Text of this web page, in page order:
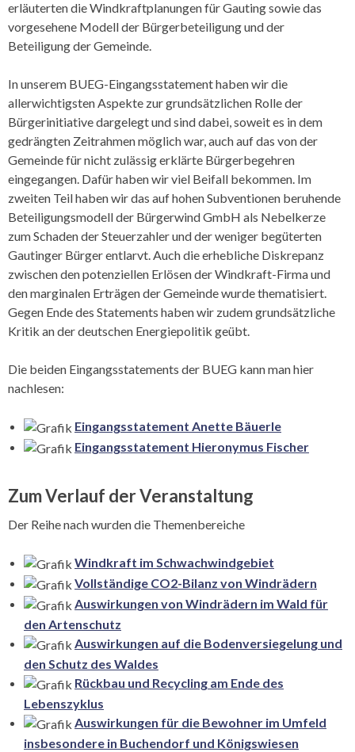
erläuterten die Windkraftplanungen für Gauting sowie das
vorgesehene Modell der Bürgerbeteiligung und der
Beteiligung der Gemeinde.
In unserem BUEG-Eingangsstatement haben wir die
allerwichtigsten Aspekte zur grundsätzlichen Rolle der
Bürgerinitiative dargelegt und sind dabei, soweit es in dem
gedrängten Zeitrahmen möglich war, auch auf das von der
Gemeinde für nicht zulässig erklärte Bürgerbegehren
eingegangen. Dafür haben wir viel Beifall bekommen. Im
zweiten Teil haben wir das auf hohen Subventionen beruhende
Beteiligungsmodell der Bürgerwind GmbH als Nebelkerze
zum Schaden der Steuerzahler und der weniger begüterten
Gautinger Bürger entlarvt. Auch die erhebliche Diskrepanz
zwischen den potenziellen Erlösen der Windkraft-Firma und
den marginalen Erträgen der Gemeinde wurde thematisiert.
Gegen Ende des Statements haben wir zudem grundsätzliche
Kritik an der deutschen Energiepolitik geübt.
Die beiden Eingangsstatements der BUEG kann man hier
nachlesen:
Eingangsstatement Anette Bäuerle
Eingangsstatement Hieronymus Fischer
Zum Verlauf der Veranstaltung
Der Reihe nach wurden die Themenbereiche
Windkraft im Schwachwindgebiet
Vollständige CO2-Bilanz von Windrädern
Auswirkungen von Windrädern im Wald für
den Artenschutz
Auswirkungen auf die Bodenversiegelung und
den Schutz des Waldes
Rückbau und Recycling am Ende des
Lebenszyklus
Auswirkungen für die Bewohner im Umfeld
insbesondere in Buchendorf und Königswiesen